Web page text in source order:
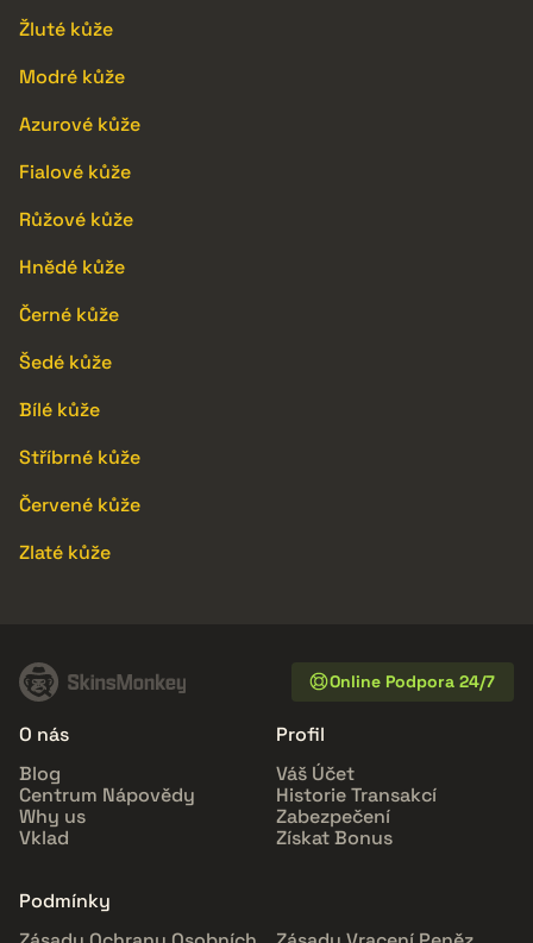
Žluté kůže
Modré kůže
Azurové kůže
Fialové kůže
Růžové kůže
Hnědé kůže
Černé kůže
Šedé kůže
Bílé kůže
Stříbrné kůže
Červené kůže
Zlaté kůže
Online Podpora 24/7
O nás
Blog
Centrum Nápovědy
Why us
Vklad
Profil
Váš Účet
Historie Transakcí
Zabezpečení
Získat Bonus
Podmínky